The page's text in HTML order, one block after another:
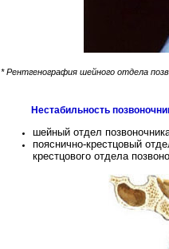
* Рентгенография шейного отдела
Нестабильность
шейный отдел
пояснично-крестцовый
крестцового отдела